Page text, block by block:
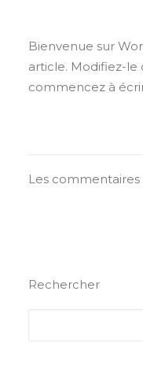
Bienvenue sur
article. Modifiez-le
commencez à
Les
Rechercher